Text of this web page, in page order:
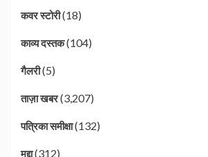
कवर स्टोरी(18)
काव्य दस्तक(104)
गैलरी(5)
ताज़ा खबर(3,207)
पत्रिका समीक्षा(132)
मुद्दा(312)